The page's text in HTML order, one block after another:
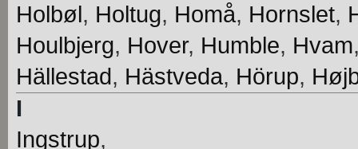
Holbøl, Holtug, Homå, Hornslet,
Houlbjerg, Hover, Humble, Hvam
Hällestad, Hästveda, Hörup,
I
Ingstrup,